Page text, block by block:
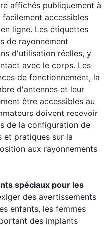
affichés publiquement à
accessibles
ligne. Les étiquettes
de rayonnement
d'utilisation réelles, y
avec le corps. Les
de fonctionnement, la
d'antennes et leur
être accessibles au
doivent recevoir
de la configuration de
et pratiques sur la
aux rayonnements
spéciaux pour les
des avertissements
enfants, les femmes
des implants